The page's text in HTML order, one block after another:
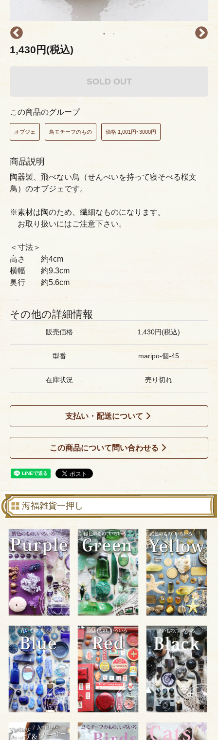
1,430円(税込)
SOLD OUT
この商品のグループ
オブジェ 鳥モチーフのもの 価格:1,001円~3000円
商品説明
陶器製、飛べない鳥（せんべいを持って寝そべる桜文
鳥）のオブジェです。
※素材は陶のため、繊細なものになります。
お取り扱いにはご注意下さい。
＜寸法＞
高さ 約4cm
横幅 約9.3cm
奥行 約5.6cm
その他の詳細情報
販売価格 1,430円(税込)
型番 maripo-個-45
在庫状況 売り切れ
支払い・配送について
この商品について問い合わせる
海福雑貨一押し